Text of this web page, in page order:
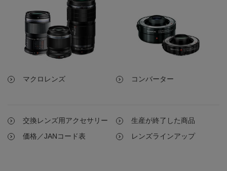
マクロレンズ コンバーター
交換レンズ用アクセサリー
生産が終了した商品
価格／JANコード表
レンズラインアップ